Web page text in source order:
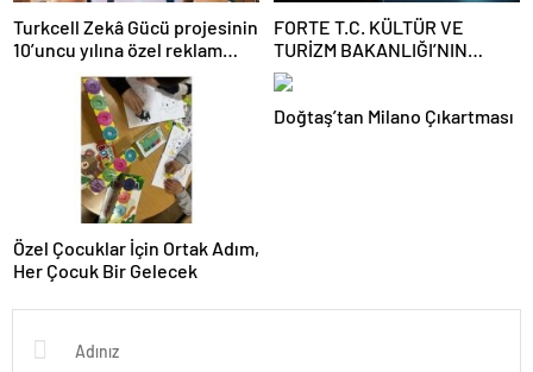
Turkcell Zekâ Gücü projesinin
10’uncu yılına özel reklam
filmi yayında
FORTE T.C. KÜLTÜR VE
TURİZM BAKANLIĞI’NIN
SİBER GÜVENLİĞİ İÇİN STM
İLE İŞ BİRLİĞİ YAPTI
Özel Çocuklar İçin Ortak Adım,
Her Çocuk Bir Gelecek
Doğtaş’tan Milano Çıkartması